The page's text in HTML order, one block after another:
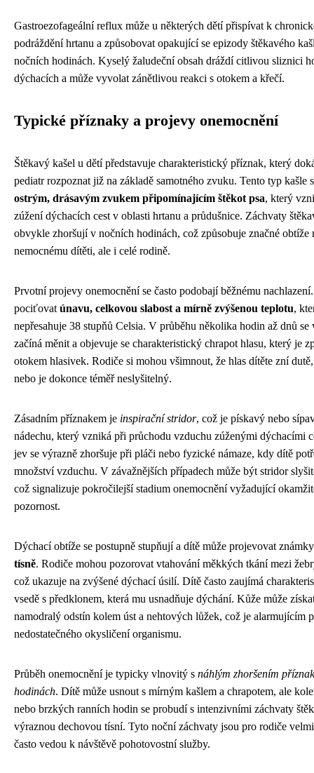
Gastroezofageální reflux může u některých dětí přispívat k
podráždění hrtanu a způsobovat opakující se epizody štěkavého
nočních hodinách. Kyselý žaludeční obsah dráždí citlivou sliznici
dýchacích a může vyvolat zánětlivou reakci s otokem a křečí.
Typické příznaky a projevy onemocnění
Štěkavý kašel u dětí představuje charakteristický příznak, který
pediatr rozpoznat již na základě samotného zvuku. Tento typ kašle
ostrým, drásavým zvukem připomínajícím štěkot psa, který
zúžení dýchacích cest v oblasti hrtanu a průdušnice. Záchvaty
obvykle zhoršují v nočních hodinách, což způsobuje značné obtíže
nemocnému dítěti, ale i celé rodině.
Prvotní projevy onemocnění se často podobají běžnému
pociťovat únavu, celkovou slabost a mírně zvýšenou teplotu,
nepřesahuje 38 stupňů Celsia. V průběhu několika hodin až dnů se
začíná měnit a objevuje se charakteristický chrapot hlasu, který je
otokem hlasivek. Rodiče si mohou všimnout, že hlas dítěte zní
nebo je dokonce téměř neslyšitelný.
Zásadním příznakem je inspirační stridor, což je pískavý nebo
nádechu, který vzniká při průchodu vzduchu zúženými dýchacími
jev se výrazně zhoršuje při pláči nebo fyzické námaze, kdy dítě
množství vzduchu. V závažnějších případech může být stridor
což signalizuje pokročilejší stadium onemocnění vyžadující
pozornost.
Dýchací obtíže se postupně stupňují a dítě může projevovat
tísně. Rodiče mohou pozorovat vtahování měkkých tkání mezi
což ukazuje na zvýšené dýchací úsilí. Dítě často zaujímá
vsedě s předklonem, která mu usnadňuje dýchání. Kůže může
namodralý odstín kolem úst a nehtových lůžek, což je alarmujícím
nedostatečného okysličení organismu.
Průběh onemocnění je typicky vlnovitý s náhlým zhoršením
hodinách. Dítě může usnout s mírným kašlem a chrapotem, ale
nebo brzkých ranních hodin se probudí s intenzivními záchvaty
výraznou dechovou tísní. Tyto noční záchvaty jsou pro rodiče
často vedou k návštěvě pohotovostní služby.